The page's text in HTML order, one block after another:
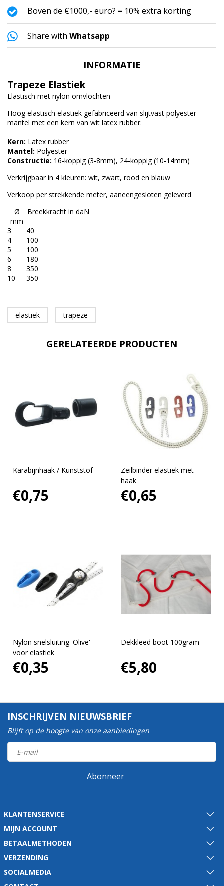
Boven de €1000,- euro? = 10% extra korting
Share with Whatsapp
INFORMATIE
Trapeze Elastiek
Elastisch met nylon omvlochten
Hoog elastisch elastiek gefabriceerd van slijtvast polyester
mantel met een kern van wit latex rubber.
Kern: Latex rubber
Mantel: Polyester
Constructie: 16-koppig (3-8mm), 24-koppig (10-14mm)
Verkrijgbaar in 4 kleuren: wit, zwart, rood en blauw
Verkoop per strekkende meter, aaneengesloten geleverd
Ø
mm
Breekkracht in daN
3
40
4
100
5
100
6
180
8
350
10
350
elastiek trapeze
GERELATEERDE PRODUCTEN
Karabijnhaak / Kunststof
€0,75
Zeilbinder elastiek met
haak
€0,65
Nylon snelsluiting 'Olive'
voor elastiek
€0,35
Dekkleed boot 100gram
€5,80
INSCHRIJVEN NIEUWSBRIEF
Blijft op de hoogte van onze aanbiedingen
Abonneer
KLANTENSERVICE
MIJN ACCOUNT
BETAALMETHODEN
VERZENDING
SOCIALMEDIA